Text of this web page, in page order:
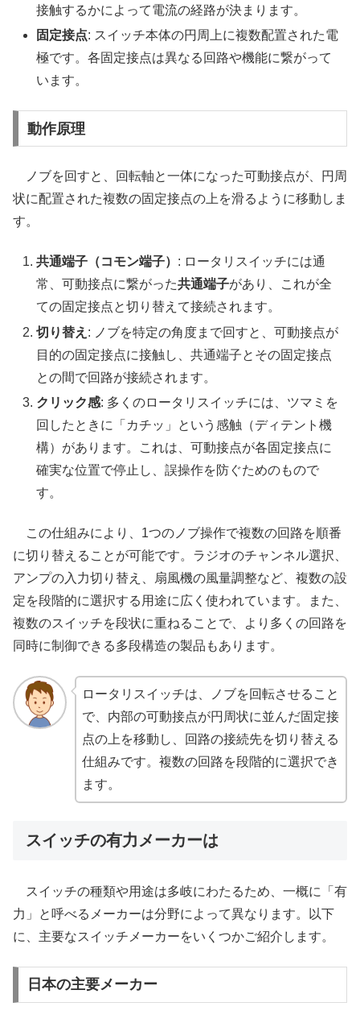
接触するかによって電流の経路が決まります。
固定接点: スイッチ本体の円周上に複数配置された電
極です。各固定接点は異なる回路や機能に繋がって
います。
動作原理
ノブを回すと、回転軸と一体になった可動接点が、円周
状に配置された複数の固定接点の上を滑るように移動しま
す。
共通端子（コモン端子） : ロータリスイッチには通
常、可動接点に繋がった共通端子があり、これが全
ての固定接点と切り替えて接続されます。
切り替え : ノブを特定の角度まで回すと、可動接点が
目的の固定接点に接触し、共通端子とその固定接点
との間で回路が接続されます。
クリック感: 多くのロータリスイッチには、ツマミを
回したときに「カチッ」という感触（ディテント機
構）があります。これは、可動接点が各固定接点に
確実な位置で停止し、誤操作を防ぐためのもので
す。
この仕組みにより、1つのノブ操作で複数の回路を順番
に切り替えることが可能です。ラジオのチャンネル選択、
アンプの入力切り替え、扇風機の風量調整など、複数の設
定を段階的に選択する用途に広く使われています。また、
複数のスイッチを段状に重ねることで、より多くの回路を
同時に制御できる多段構造の製品もあります。
ロータリスイッチは、ノブを回転させること
で、内部の可動接点が円周状に並んだ固定接
点の上を移動し、回路の接続先を切り替える
仕組みです。複数の回路を段階的に選択でき
ます。
スイッチの有力メーカーは
スイッチの種類や用途は多岐にわたるため、一概に「有
力」と呼べるメーカーは分野によって異なります。以下
に、主要なスイッチメーカーをいくつかご紹介します。
日本の主要メーカー